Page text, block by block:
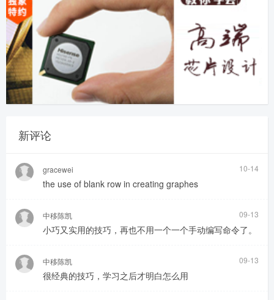
新评论
gracewei 10-14
the use of blank row in creating graphes
中移陈凯 09-13
小巧又实用的技巧，再也不用一个一个手动编写命令了。
中移陈凯 09-13
很经典的技巧，学习之后才明白怎么用